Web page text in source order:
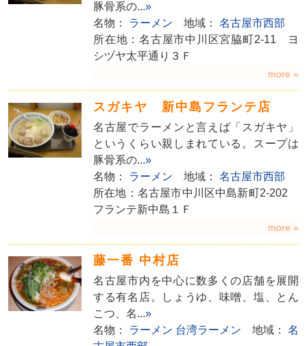
豚骨系の...»
名物： ラーメン 地域： 名古屋市西部
所在地：名古屋市中川区宮脇町2-11 ヨ
シヅヤ太平通り３Ｆ
more »
スガキヤ 新中島フランテ店
名古屋でラーメンと言えば「スガキヤ」
というくらい親しまれている。スープは
豚骨系の...»
名物： ラーメン 地域： 名古屋市西部
所在地：名古屋市中川区中島新町2-202
フランテ新中島１Ｆ
more »
藤一番 中村店
名古屋市内を中心に数多くの店舗を展開
する有名店。しょうゆ、味噌、塩、とん
こつ、名...»
名物： ラーメン 台湾ラーメン 地域： 名